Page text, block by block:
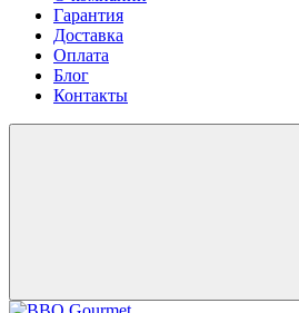
Гарантия
Доставка
Оплата
Блог
Контакты